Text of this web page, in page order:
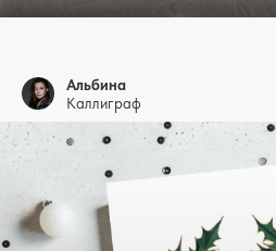
Альбина
Каллиграф